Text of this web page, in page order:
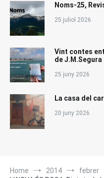
Noms-25,
25 juliol 2026
Vint contes
de J.M.Segura
25 juny 2026
La casa del
20 juny 2026
Home 2014
febrer